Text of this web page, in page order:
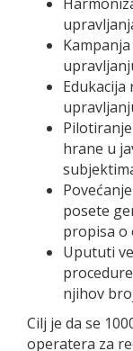
hrane u
posete
propisa o
Upututi
njihov
Cilj je da se
operatera za